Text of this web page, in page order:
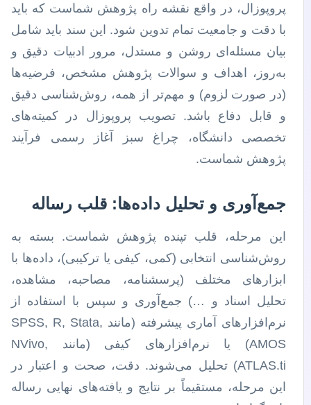
پروپوزال، در واقع نقشه راه پژوهش شماست که باید
با دقت و جامعیت تمام تدوین شود. این سند باید شامل
بیان مسئله‌ای روشن و مستدل، مرور ادبیات دقیق و
به‌روز، اهداف و سوالات پژوهش مشخص، فرضیه‌ها
(در صورت لزوم) و مهم‌تر از همه، روش‌شناسی دقیق
و قابل دفاع باشد. تصویب پروپوزال در کمیته‌های
تخصصی دانشگاه، چراغ سبز آغاز رسمی فرآیند
پژوهش شماست.
جمع‌آوری و تحلیل داده‌ها: قلب رساله
این مرحله، قلب تپنده پژوهش شماست. بسته به
روش‌شناسی انتخابی (کمی، کیفی یا ترکیبی)، داده‌ها با
ابزارهای مختلف (پرسشنامه، مصاحبه، مشاهده،
تحلیل اسناد و …) جمع‌آوری و سپس با استفاده از
نرم‌افزارهای آماری پیشرفته (مانند SPSS, R, Stata,
AMOS) یا نرم‌افزارهای کیفی (مانند NVivo,
ATLAS.ti) تحلیل می‌شوند. دقت، صحت و اعتبار در
این مرحله، مستقیماً بر نتایج و یافته‌های نهایی رساله